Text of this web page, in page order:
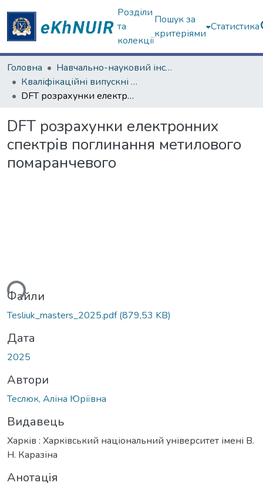
Розділи
та
колекції
Пошук за
критеріями
Статистика
Головна
Навчально-науковий інститут Хімії
Кваліфікаційні випускні роботи магістрів. Навчально-науковий інститут Хімії
DFT розрахунки електронних спектрів поглинання метилового помаранчевого
DFT розрахунки електронних
спектрів поглинання метилового
помаранчевого
Файли
Tesliuk_masters_2025.pdf(879,53 KB)
Дата
2025
Автори
Теслюк, Аліна Юріївна
Видавець
Харків : Харківський національний університет імені В.
Н. Каразіна
Анотація